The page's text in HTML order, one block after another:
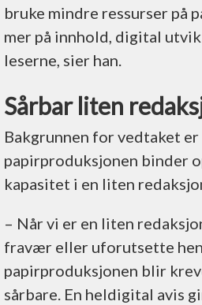
bruke mindre ressurser på
mer på innhold, digital
leserne, sier han.
Sårbar liten
Bakgrunnen for vedtaket er
papirproduksjonen binder
kapasitet i en liten
– Når vi er en liten
fravær eller uforutsette
papirproduksjonen blir
sårbare. En heldigital avis